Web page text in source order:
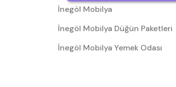
İnegöl Mobilya
İnegöl Mobilya Düğün Paketleri
İnegöl Mobilya Yemek Odası